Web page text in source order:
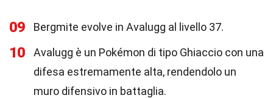
09 Bergmite evolve in Avalugg al livello 37.
10
Avalugg è un Pokémon di tipo Ghiaccio con una
difesa estremamente alta, rendendolo un
muro difensivo in battaglia.